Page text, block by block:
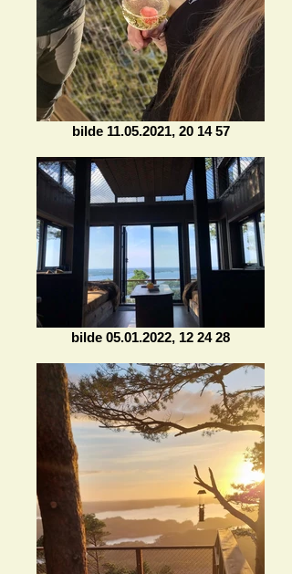
bilde 11.05.2021, 20 14 57
bilde 05.01.2022, 12 24 28